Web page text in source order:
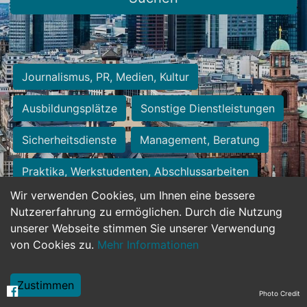
Wir verwenden Cookies, um Ihnen eine bessere
Nutzererfahrung zu ermöglichen. Durch die Nutzung
unserer Webseite stimmen Sie unserer Verwendung
von Cookies zu. Mehr Informationen
Zustimmen
Journalismus, PR, Medien, Kultur
Ausbildungsplätze Sonstige Dienstleistungen
Sicherheitsdienste Management, Beratung
Praktika, Werkstudenten, Abschlussarbeiten
Personalwesen Assistenz, Sekretariat
Hilfskräfte, Aushilfs- und Nebenjobs
Weiterbildung, Studium, duale Ausbildung Photo Credit